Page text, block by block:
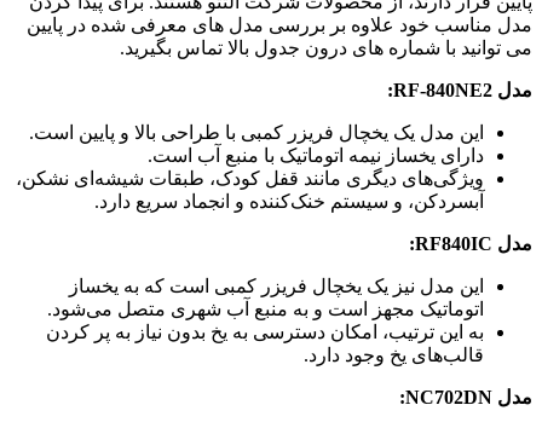
مدل مناسب خود علاوه بر بررسی مدل های معرفی شده در پایین
می توانید با شماره های درون جدول بالا تماس بگیرید.
مدل RF-840NE2:
این مدل یک یخچال فریزر کمبی با طراحی بالا و پایین است.
دارای یخساز نیمه اتوماتیک با منبع آب است.
ویژگی‌های دیگری مانند قفل کودک، طبقات شیشه‌ای نشکن،
آبسردکن، و سیستم خنک‌کننده و انجماد سریع دارد.
مدل RF840IC:
این مدل نیز یک یخچال فریزر کمبی است که به یخساز
اتوماتیک مجهز است و به منبع آب شهری متصل می‌شود.
به این ترتیب، امکان دسترسی به یخ بدون نیاز به پر کردن
قالب‌های یخ وجود دارد.
مدل NC702DN: